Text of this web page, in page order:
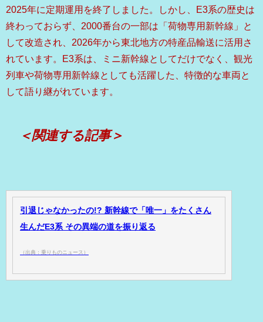
2025年に定期運用を終了しました。しかし、E3系の歴史は
終わっておらず、2000番台の一部は「荷物専用新幹線」と
して改造され、2026年から東北地方の特産品輸送に活用さ
れています。E3系は、ミニ新幹線としてだけでなく、観光
列車や荷物専用新幹線としても活躍した、特徴的な車両と
して語り継がれています。
＜関連する記事＞
引退じゃなかったの!? 新幹線で「唯一」をたくさん
生んだE3系 その異端の道を振り返る
（出典：乗りものニュース）